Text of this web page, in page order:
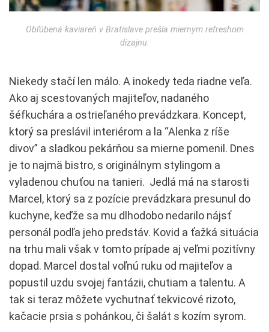
Obľúbená kaviareň v Bratislave prešla miernym refreshom
dizajnu.
Niekedy stačí len málo. A inokedy teda riadne veľa.
Ako aj scestovaných majiteľov, nadaného
šéfkuchára a ostrieľaného prevádzkara. Koncept,
ktorý sa preslávil interiérom a la “Alenka z ríše
divov” a sladkou pekárňou sa mierne pomenil. Dnes
je to najmä bistro, s originálnym stylingom a
vyladenou chuťou na tanieri. Jedlá má na starosti
Marcel, ktorý sa z pozície prevádzkara presunul do
kuchyne, keďže sa mu dlhodobo nedarilo nájsť
personál podľa jeho predstáv. Kovid a ťažká situácia
na trhu mali však v tomto prípade aj veľmi pozitívny
dopad. Marcel dostal voľnú ruku od majiteľov a
popustil uzdu svojej fantázii, chutiam a talentu. A
tak si teraz môžete vychutnať tekvicové rizoto,
kačacie prsia s pohánkou, či šalát s kozím syrom.